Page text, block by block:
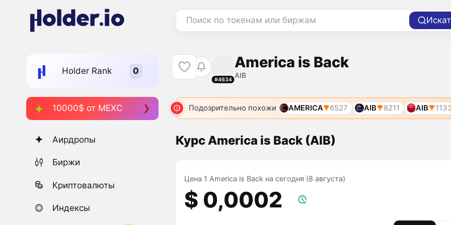
Поиск по токенам или биржам
Holder Rank
10000$ от MEXC
Аирдропы
Биржи
Криптовалюты
Индексы
#4634
America is Back
AIB
Подозрительно похожи AMERICA 6527 AIB 8211 AIB
Курс America is Back (AIB)
Цена 1 America is Back на сегодня (8 августа)
$ 0,0002